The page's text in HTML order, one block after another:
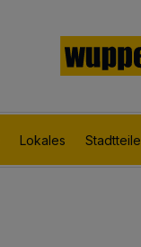
Lokales Stadtteile